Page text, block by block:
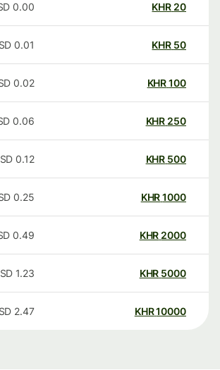
20
KHR
0.00
USD
50
KHR
0.01
USD
100
KHR
0.02
USD
250
KHR
0.06
USD
500
KHR
0.12
USD
1000
KHR
0.25
USD
2000
KHR
0.49
USD
5000
KHR
1.23
USD
10000
KHR
2.47
USD